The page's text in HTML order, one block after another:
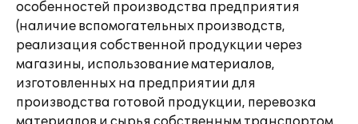
особенностей производства предприятия
(наличие вспомогательных производств,
реализация собственной продукции через
магазины, использование материалов,
изготовленных на предприятии для
производства готовой продукции, перевозка